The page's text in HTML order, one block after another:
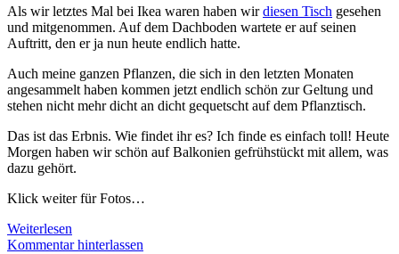
Als wir letztes Mal bei Ikea waren haben wirdiesen Tisch gesehen
und mitgenommen. Auf dem Dachboden wartete er auf seinen
Auftritt, den er ja nun heute endlich hatte.
Auch meine ganzen Pflanzen, die sich in den letzten Monaten
angesammelt haben kommen jetzt endlich schön zur Geltung und
stehen nicht mehr dicht an dicht gequetscht auf dem Pflanztisch.
Das ist das Erbnis. Wie findet ihr es? Ich finde es einfach toll! Heute
Morgen haben wir schön auf Balkonien gefrühstückt mit allem, was
dazu gehört.
Klick weiter für Fotos…
Weiterlesen
du
Kommentar hinterlassen